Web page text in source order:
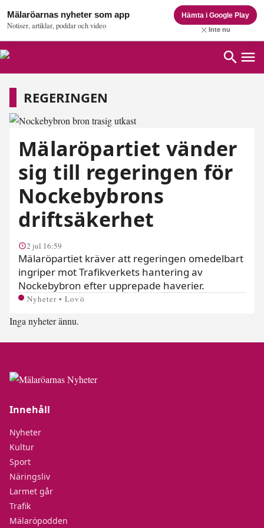
Mälaröarnas nyheter som app
Notiser, artiklar, poddar och video
Hämta i Google Play
Inte nu
Regeringen
REGERINGEN
Mälaröpartiet vänder
sig till regeringen för
Nockebybrons
driftsäkerhet
2 jul 16:59
Mälaröpartiet kräver att regeringen omedelbart
ingriper mot Trafikverkets hantering av
Nockebybron efter upprepade haverier.
Nyheter • Lovö
Inga nyheter ännu.
Innehåll
Nyheter
Kultur
Sport
Näringsliv
Larmet går
Trafik
Mälaröpodden